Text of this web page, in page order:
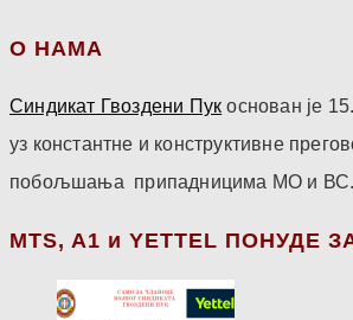
О НАМА
Синдикат Гвоздени Пук основан је
уз константне и конструктивне
побољшања припадницима МО и ВС.
МТS, A1 и YETTEL ПОНУДЕ